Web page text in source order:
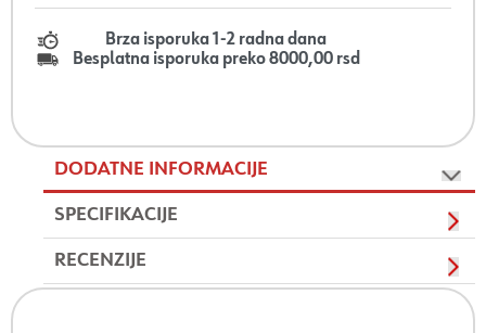
Brza isporuka 1-2 radna dana
Besplatna isporuka preko 8000,00 rsd
DODATNE INFORMACIJE
SPECIFIKACIJE
RECENZIJE